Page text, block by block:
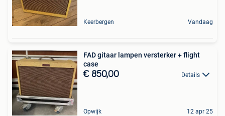
Keerbergen Vandaag
FAD gitaar lampen versterker + flight
case
€ 850,00 Details
Opwijk 12 apr 25